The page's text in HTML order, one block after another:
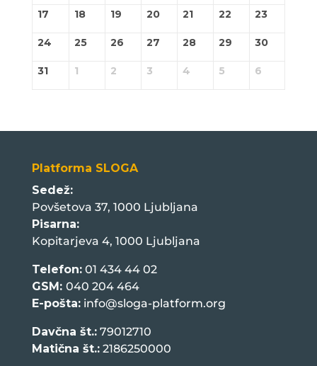
17 18 19 20 21 22 23
24 25 26 27 28 29 30
31 1 2 3 4 5 6
Platforma SLOGA
Sedež:
Povšetova 37, 1000 Ljubljana
Pisarna:
Kopitarjeva 4, 1000 Ljubljana
Telefon:01 434 44 02
GSM: 040 204 464
E-pošta: info@sloga-platform.org
Davčna št.:79012710
Matična št.:2186250000